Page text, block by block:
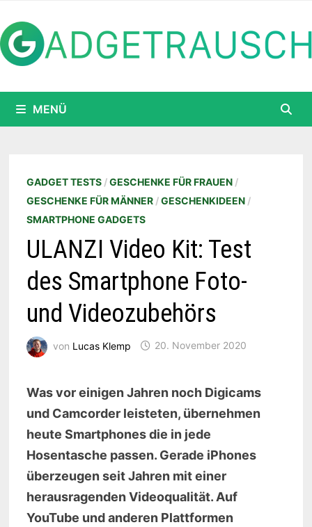
Inhalt
springen
MENÜ
GADGET TESTS/GESCHENKE FÜR FRAUEN/
GESCHENKE FÜR MÄNNER/GESCHENKIDEEN/
SMARTPHONE GADGETS
ULANZI Video Kit: Test
des Smartphone Foto-
und Videozubehörs
von Lucas Klemp 20. November 2020
Was vor einigen Jahren noch Digicams
und Camcorder leisteten, übernehmen
heute Smartphones die in jede
Hosentasche passen. Gerade iPhones
überzeugen seit Jahren mit einer
herausragenden Videoqualität. Auf
YouTube und anderen Plattformen